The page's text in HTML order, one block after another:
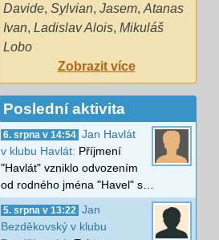
Davide, Sylvian, Jasem, Atanas
Ivan, Ladislav Alois, Mikuláš
Lobo
Zobrazit více
Poslední aktivita
6. srpna v 14:54 Jan Havlát
v klubu Havlát: Příjmení
"Havlát" vzniklo odvozením
od rodného jména "Havel" s…
5. srpna v 13:22
Jan
Bezděkovský v klubu